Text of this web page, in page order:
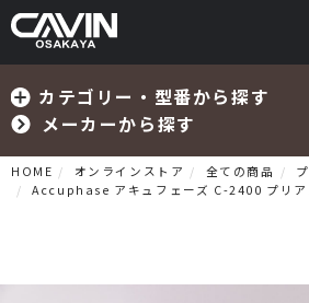
カテゴリー・型番から探す
メーカーから探す
HOME オンラインストア 全ての商品
Accuphase アキュフェーズ C-2400 プリア